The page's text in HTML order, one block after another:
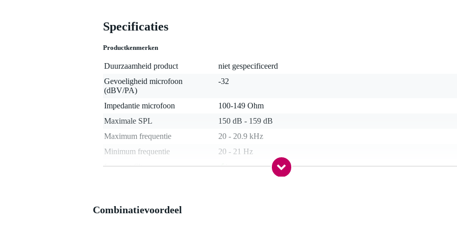
Specificaties
Productkenmerken
Duurzaamheid product
niet gespecificeerd
Gevoeligheid microfoon
(dBV/PA)
-32
Impedantie microfoon
100-149 Ohm
Maximale SPL
150 dB - 159 dB
Maximum frequentie
20 - 20.9 kHz
Minimum frequentie
20 - 21 Hz
Low-cut filter
ja
Stereo
Combinatievoordeel